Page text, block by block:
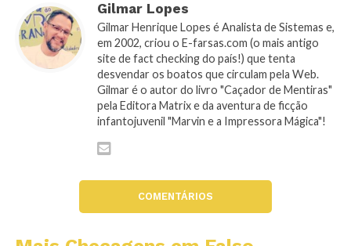
Gilmar Lopes
Gilmar Henrique Lopes é Analista de Sistemas e,
em 2002, criou o E-farsas.com (o mais antigo
site de fact checking do país!) que tenta
desvendar os boatos que circulam pela Web.
Gilmar é o autor do livro "Caçador de Mentiras"
pela Editora Matrix e da aventura de ficção
infantojuvenil "Marvin e a Impressora Mágica"!
COMENTÁRIOS